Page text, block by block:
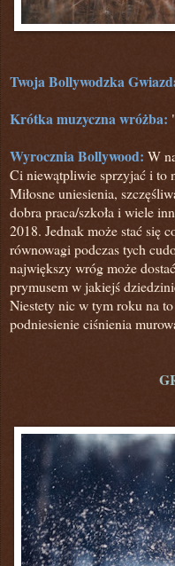
Twoja Bollywodzka
Krótka muzyczna wróżba:
Wyrocznia Bollywood: W
Ci niewątpliwie sprzyjać i to
Miłosne uniesienia,
dobra praca/szkoła i wiele
2018. Jednak może stać się
równowagi podczas tych
największy wróg może
prymusem w jakiejś
Niestety nic w tym roku na
podniesienie ciśnienia